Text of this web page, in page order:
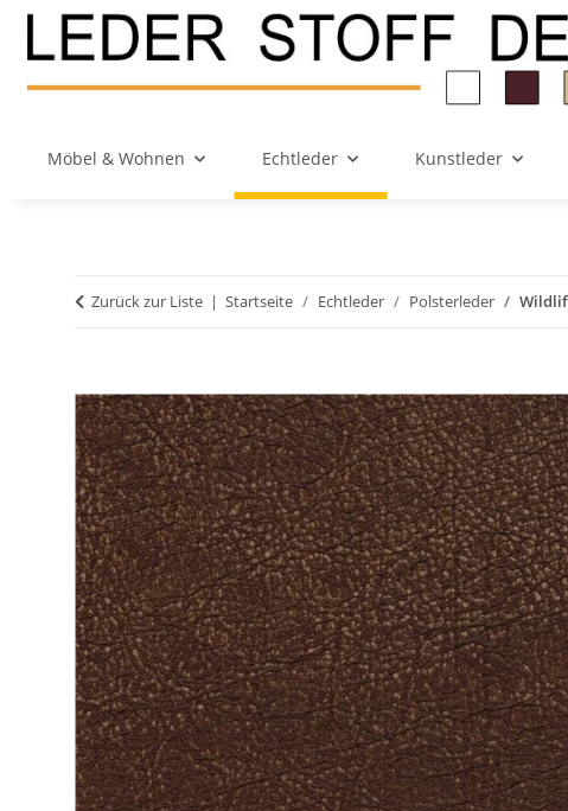
Möbel & Wohnen Echtleder Kunstleder
Zurück zur Liste Startseite Echtleder Polsterleder